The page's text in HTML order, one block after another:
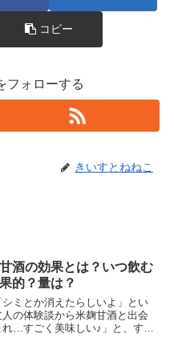
コピー
フォローする
きいすとねねこ
酒の効果とは？いつ飲む
的？量は？
ミとか消えたらしいよ」とい
人の体験談から米麹甘酒と出会
れ…すごく美味しい♪」と、すっ